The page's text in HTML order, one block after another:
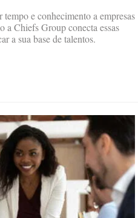
e conhecimento a empresas
a Chiefs Group conecta essas
a sua base de talentos.